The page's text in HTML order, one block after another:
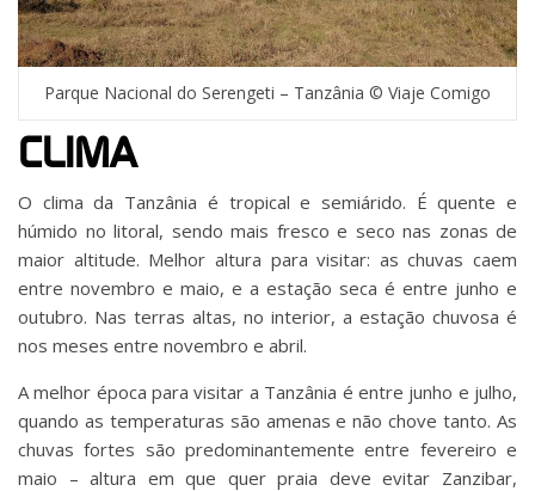
Parque Nacional do Serengeti – Tanzânia © Viaje Comigo
CLIMA
O clima da Tanzânia é tropical e semiárido. É quente e
húmido no litoral, sendo mais fresco e seco nas zonas de
maior altitude. Melhor altura para visitar: as chuvas caem
entre novembro e maio, e a estação seca é entre junho e
outubro. Nas terras altas, no interior, a estação chuvosa é
nos meses entre novembro e abril.
A melhor época para visitar a Tanzânia é entre junho e julho,
quando as temperaturas são amenas e não chove tanto. As
chuvas fortes são predominantemente entre fevereiro e
maio – altura em que quer praia deve evitar Zanzibar,